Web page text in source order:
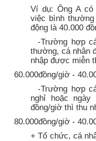
Ví dụ: Ông A
việc bình
động là 40.000
-Trường hợp
thường, cá nhân
nhập được miễn
60.000đồng/giờ -
-Trường hợp
nghỉ hoặc
đồng/giờ thì thu
80.000đồng/giờ -
+ Tổ chức, cá